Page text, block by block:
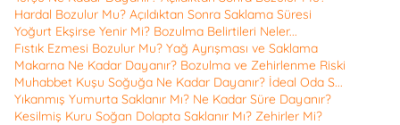
Hardal Bozulur Mu? Açıldıktan Sonra Saklama Süresi
Yoğurt Ekşirse Yenir Mi? Bozulma Belirtileri Neler...
Fıstık Ezmesi Bozulur Mu? Yağ Ayrışması ve Saklama
Makarna Ne Kadar Dayanır? Bozulma ve Zehirlenme Riski
Muhabbet Kuşu Soğuğa Ne Kadar Dayanır? İdeal Oda S...
Yıkanmış Yumurta Saklanır Mı? Ne Kadar Süre Dayanır?
Kesilmiş Kuru Soğan Dolapta Saklanır Mı? Zehirler Mi?